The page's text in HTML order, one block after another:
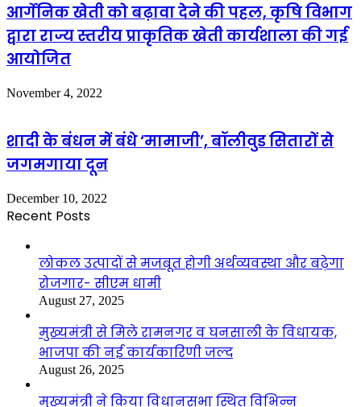
आर्गेनिक खेती को बढ़ावा देने की पहल, कृषि विभाग
द्वारा राज्य स्तरीय प्राकृतिक खेती कार्यशाला की गई
आयोजित
November 4, 2022
शादी के बंधन में बंधे ‘मामाजी’, बॉलीवुड सितारों से
जगमगाया दून
December 10, 2022
Recent Posts
लोकल उत्पादों से मजबूत होगी अर्थव्यवस्था और बढ़ेगा
रोजगार- सीएम धामी
August 27, 2025
मुख्यमंत्री से मिले रामनगर व घनसाली के विधायक,
भाजपा की नई कार्यकारिणी जल्द
August 26, 2025
मुख्यमंत्री ने किया विधानसभा स्थित विभिन्न